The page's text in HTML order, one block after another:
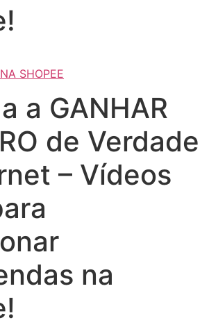
SHOPEE
a GANHAR
de Verdade
– Vídeos
na